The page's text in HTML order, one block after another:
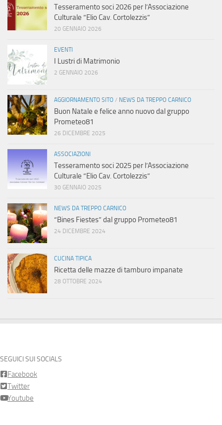
Tesseramento soci 2026 per l’Associazione
Culturale “Elio Cav. Cortolezzis”
20 GENNAIO 2026
EVENTI
I Lustri di Matrimonio
2 GENNAIO 2026
AGGIORNAMENTO SITO / NEWS DA TREPPO CARNICO
Buon Natale e felice anno nuovo dal gruppo
Prometeo81
26 DICEMBRE 2025
ASSOCIAZIONI
Tesseramento soci 2025 per l’Associazione
Culturale “Elio Cav. Cortolezzis”
30 GENNAIO 2025
NEWS DA TREPPO CARNICO
“Bines Fiestes” dal gruppo Prometeo81
24 DICEMBRE 2024
CUCINA TIPICA
Ricetta delle mazze di tamburo impanate
28 OTTOBRE 2024
SEGUICI SUI SOCIALS
Facebook
Twitter
Youtube